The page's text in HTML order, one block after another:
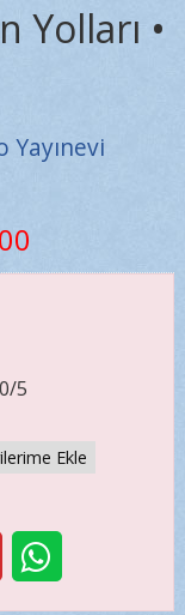
Yolları •
Yayınevi
5
Ekle